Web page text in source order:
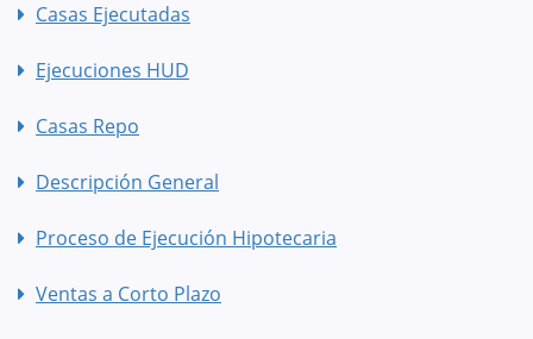
Casas Ejecutadas
Ejecuciones HUD
Casas Repo
Descripción General
Proceso de Ejecución Hipotecaria
Ventas a Corto Plazo